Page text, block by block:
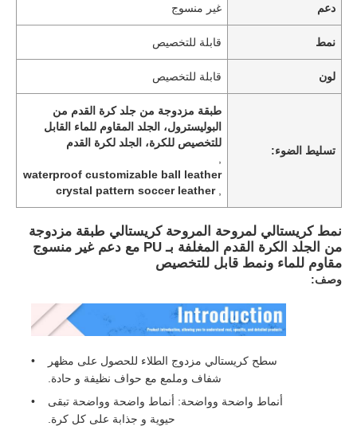
دعم غير منسوج
نمط قابلة للتخصيص
لون قابلة للتخصيص
تسليط الضوء:
طبقة مزدوجة من جلد كرة القدم من
البوليسترول، الجلد المقاوم للماء القابل
للتخصيص للكرة، الجلد لكرة القدم
waterproof customizable ball leather
,
crystal pattern soccer leather
نمط كريستالي لمروحة المروحة كريستالي طبقة مزدوجة
من الجلد الكرة القدم المغلفة بـ PU مع دعم غير منسوج
مقاوم للماء ونمط قابل للتخصيص
وصف:
سطح كريستالي مزدوج الطلاء للحصول على مظهر
شفاف وملمع مع حواف نظيفة و حادة.
أنماط واضحة وواضحة: أنماط واضحة وواضحة تبقى
حيوية و جذابة على كل كرة.